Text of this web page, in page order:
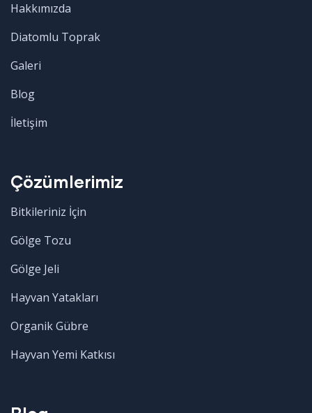
Hakkımızda
Diatomlu Toprak
Galeri
Blog
İletişim
Çözümlerimiz
Bitkileriniz İçin
Gölge Tozu
Gölge Jeli
Hayvan Yatakları
Organik Gübre
Hayvan Yemi Katkısı